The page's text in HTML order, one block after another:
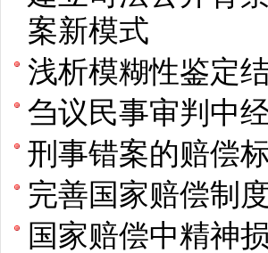
案新模式
浅析模糊性鉴定
刍议民事审判中
刑事错案的赔偿
完善国家赔偿制
国家赔偿中精神